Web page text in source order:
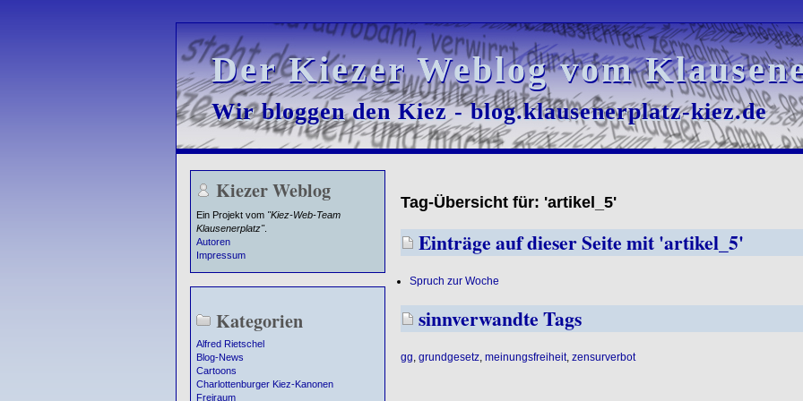
Der Kiezer Weblog vom
Der Kiezer Weblog vom
Wir bloggen den Kiez - blog.klausenerplatz-kiez.de
Wir bloggen den Kiez - blog.klausenerplatz-kiez.de
Kiezer Weblog
Ein Projekt vom "Kiez-Web-Team
Klausenerplatz".
Autoren
Impressum
Kategorien
Alfred Rietschel
Blog-News
Cartoons
Charlottenburger Kiez-Kanonen
Freiraum
Tag-Übersicht für: 'artikel_5'
Einträge auf dieser Seite mit 'artikel_5'
Spruch zur Woche
sinnverwandte Tags
gg grundgesetz, meinungsfreiheit, zensurverbot